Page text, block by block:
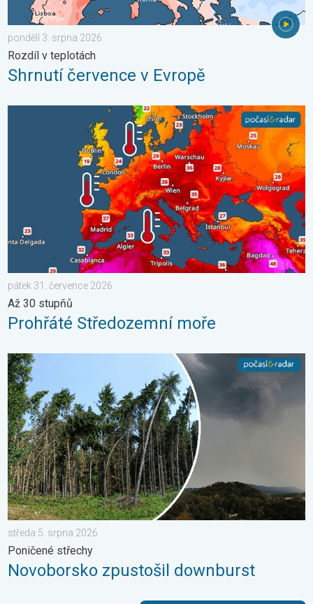
pondělí 3. srpna 2026
Rozdíl v teplotách
Shrnutí července v Evropě
Prohřáté Středozemní moře. Až 30 stupňů. . . pátek 31.
pátek 31. července 2026
Až 30 stupňů
Prohřáté Středozemní moře
Novoborsko zpustošil downburst. Poničené střechy. . . středa
středa 5. srpna 2026
Poničené střechy
Novoborsko zpustošil downburst